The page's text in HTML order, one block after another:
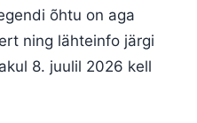
õhtu on aga
ning lähteinfo järgi
8. juulil 2026 kell